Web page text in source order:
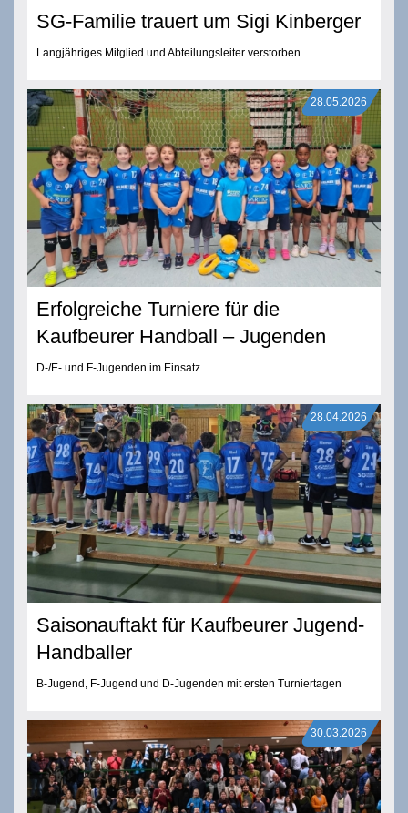
SG-Familie trauert um Sigi Kinberger
Langjähriges Mitglied und Abteilungsleiter verstorben
28.05.2026
Erfolgreiche Turniere für die
Kaufbeurer Handball – Jugenden
D-/E- und F-Jugenden im Einsatz
28.04.2026
Saisonauftakt für Kaufbeurer Jugend-
Handballer
B-Jugend, F-Jugend und D-Jugenden mit ersten Turniertagen
30.03.2026